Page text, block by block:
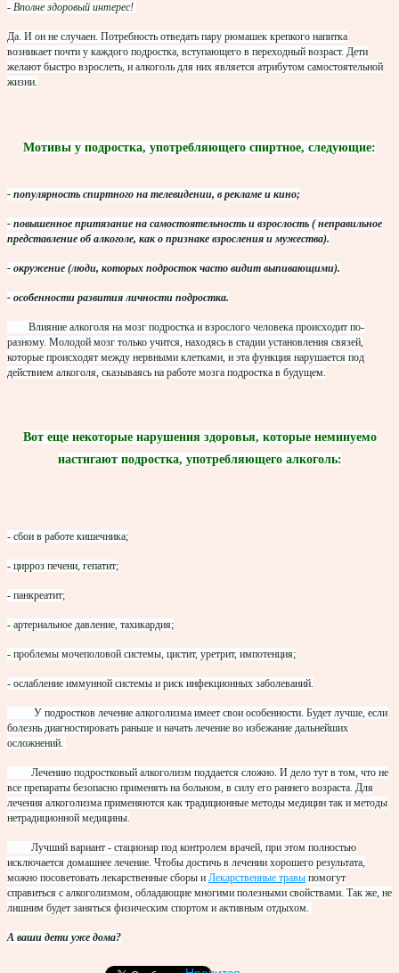
- Вполне здоровый интерес!
Да. И он не случаен. Потребность отведать пару рюмашек крепкого напитка
возникает почти у каждого подростка, вступающего в переходный возраст. Дети
желают быстро взрослеть, и алкоголь для них является атрибутом самостоятельной
жизни.
Мотивы у подростка, употребляющего спиртное, следующие:
- популярность спиртного на телевидении, в рекламе и кино;
- повышенное притязание на самостоятельность и взрослость ( неправильное
представление об алкоголе, как о признаке взросления и мужества).
- окружение (люди, которых подросток часто видит выпивающими).
- особенности развития личности подростка.
Влияние алкоголя на мозг подростка и взрослого человека происходит по-
разному. Молодой мозг только учится, находясь в стадии установления связей,
которые происходят между нервными клетками, и эта функция нарушается под
действием алкоголя, сказываясь на работе мозга подростка в будущем.
Вот еще некоторые нарушения здоровья, которые неминуемо
настигают подростка, употребляющего алкоголь:
- сбои в работе кишечника;
- цирроз печени, гепатит;
- панкреатит;
- артериальное давление, тахикардия;
- проблемы мочеполовой системы, цистит, уретрит, импотенция;
- ослабление иммунной системы и риск инфекционных заболеваний.
У подростков лечение алкоголизма имеет свои особенности. Будет лучше, если
болезнь диагностировать раньше и начать лечение во избежание дальнейших
осложнений.
Лечению подростковый алкоголизм поддается сложно. И дело тут в том, что не
все препараты безопасно применять на больном, в силу его раннего возраста. Для
лечения алкоголизма применяются как традиционные методы медицин так и методы
нетрадиционной медицины.
Лучший вариант - стационар под контролем врачей, при этом полностью
исключается домашнее лечение. Чтобы достичь в лечении хорошего результата,
можно посоветовать лекарственные сборы и Лекарственные травы помогут
справиться с алкоголизмом, обладающие многими полезными свойствами. Так же, не
лишним будет заняться физическим спортом и активным отдыхом.
А ваши дети уже дома?